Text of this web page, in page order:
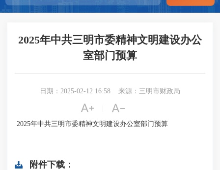
2025年中共三明市委精神文明建设办公
室部门预算
日期：2025-02-12 16:58 来源：三明市财政局
 
2025年中共三明市委精神文明建设办公室部门预算
附件下载：